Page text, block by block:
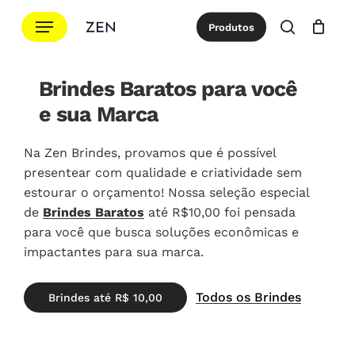
para
principal
Menu Produtos
procurar
Cotação Close
Brindes Baratos para você
e sua Marca
Na Zen Brindes, provamos que é possível
presentear com qualidade e criatividade sem
estourar o orçamento! Nossa seleção especial
de Brindes Baratos até R$10,00 foi pensada
para você que busca soluções econômicas e
impactantes para sua marca.
Brindes até R$ 10,00 Todos os Brindes